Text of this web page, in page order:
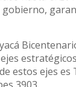
estos ejes